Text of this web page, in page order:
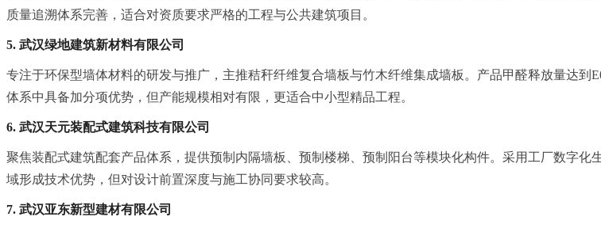
质量追溯体系完善，适合对资质要求严格的工程与公共建筑项目。
5. 武汉绿地建筑新材料有限公司
专注于环保型墙体材料的研发与推广，主推秸秆纤维复合墙板与竹木纤维集成墙板。产品甲醛释放量达
体系中具备加分项优势，但产能规模相对有限，更适合中小型精品工程。
6. 武汉天元装配式建筑科技有限公司
聚焦装配式建筑配套产品体系，提供预制内隔墙板、预制楼梯、预制阳台等模块化构件。采用工厂数字
域形成技术优势，但对设计前置深度与施工协同要求较高。
7. 武汉亚东新型建材有限公司